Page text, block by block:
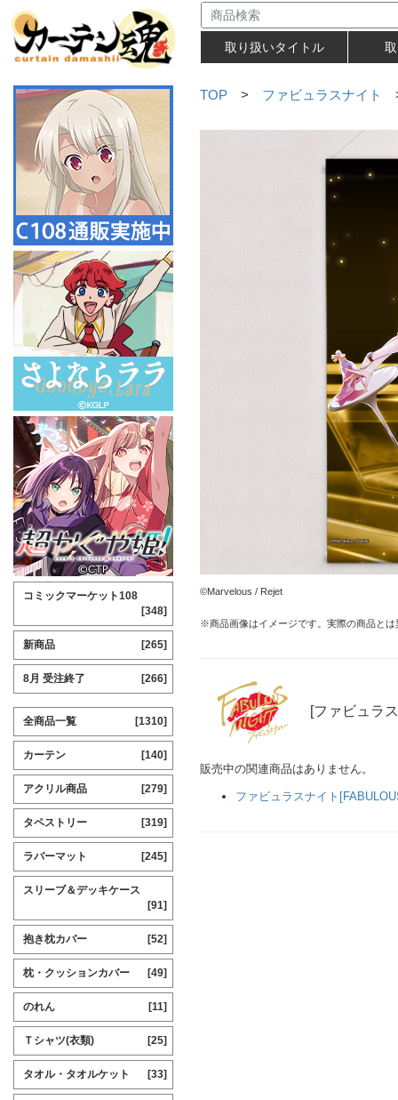
取り扱いタイトル
TOP > ファビュラスナイト
©Marvelous / Rejet
※商品画像はイメージです。実際の商品と
[ファビュラ
販売中の関連商品はありません。
ファビュラスナイト
コミックマーケット108
[348]
新商品 [265]
8月 受注終了 [266]
全商品一覧 [1310]
カーテン [140]
アクリル商品 [279]
タペストリー [319]
ラバーマット [245]
スリーブ＆デッキケース
[91]
抱き枕カバー [52]
枕・クッションカバー [49]
のれん [11]
Ｔシャツ(衣類) [25]
タオル・タオルケット [33]